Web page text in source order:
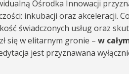
Ośrodka Innowacji
inkubacji oraz akceleracji.
świadczonych usług oraz
się w elitarnym gronie – w
jest przyznawana